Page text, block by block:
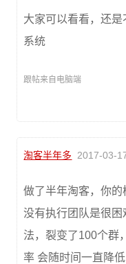
大家可以看看，还
系统
跟帖来自电脑端
淘客半年多 2017-03-
做了半年淘客，你
没有执行团队是很
法，裂变了100个群
率 会随时间一直降